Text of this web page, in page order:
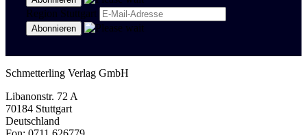
Region Stuttgart
Schmetterling Verlag GmbH
Libanonstr. 72 A
70184 Stuttgart
Deutschland